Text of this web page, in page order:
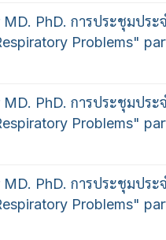
PhD. การประชุมปร
Problems"
PhD. การประชุมปร
Problems"
PhD. การประชุมปร
Problems"